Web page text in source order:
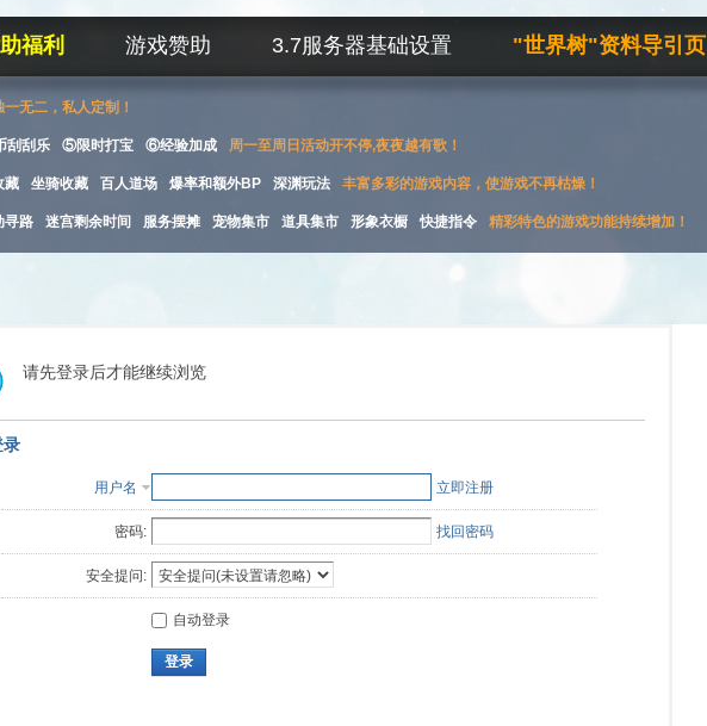
福利 游戏赞助 3.7服务器基础设置 "世界树"资料导引页
一无二，私人定制！
刮刮乐 ⑤限时打宝 ⑥经验加成 周一至周日活动开不停,夜夜越有歌！
藏 坐骑收藏 百人道场 爆率和额外BP 深渊玩法 丰富多彩的游戏内容，使游戏不再枯燥！
寻路 迷宫剩余时间 服务摆摊 宠物集市 道具集市 形象衣橱 快捷指令 精彩特色的游戏功能持续增加！
请先登录后才能继续浏览
录
用户名 立即注册
密码: 找回密码
安全提问:
自动登录
登录